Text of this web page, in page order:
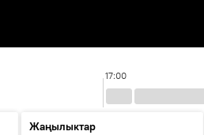
17:00
Жаңылыктар